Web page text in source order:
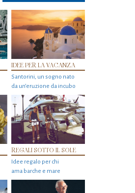
IDEE PER LA VACANZA
Santorini, un sogno nato
da un’eruzione da incubo
REGALI SOTTO IL SOLE
Idee regalo per chi
ama barche e mare